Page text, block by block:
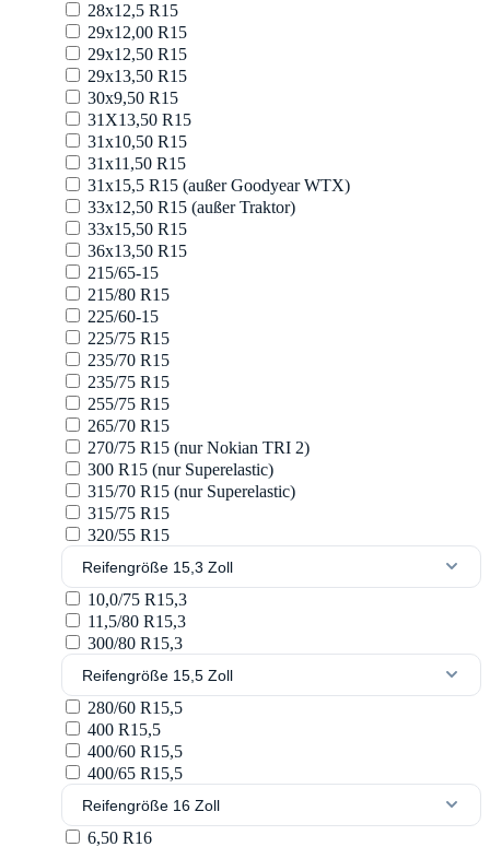
28x12,5 R15
29x12,00 R15
29x12,50 R15
29x13,50 R15
30x9,50 R15
31X13,50 R15
31x10,50 R15
31x11,50 R15
31x15,5 R15 (außer Goodyear WTX)
33x12,50 R15 (außer Traktor)
33x15,50 R15
36x13,50 R15
215/65-15
215/80 R15
225/60-15
225/75 R15
235/70 R15
235/75 R15
255/75 R15
265/70 R15
270/75 R15 (nur Nokian TRI 2)
300 R15 (nur Superelastic)
315/70 R15 (nur Superelastic)
315/75 R15
320/55 R15
Reifengröße 15,3 Zoll
10,0/75 R15,3
11,5/80 R15,3
300/80 R15,3
Reifengröße 15,5 Zoll
280/60 R15,5
400 R15,5
400/60 R15,5
400/65 R15,5
Reifengröße 16 Zoll
6,50 R16